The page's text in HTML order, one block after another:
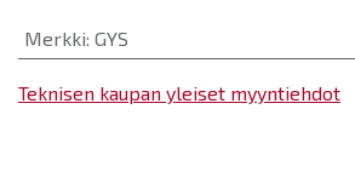
Merkki: GYS
Teknisen kaupan yleiset myyntiehdot